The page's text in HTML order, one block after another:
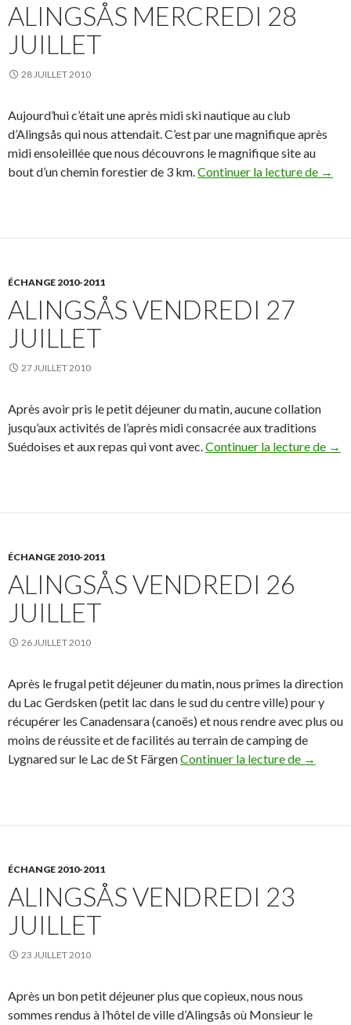
ALINGSÅS MERCREDI 28
JUILLET
28 JUILLET 2010
Aujourd’hui c’était une après midi ski nautique au club
d’Alingsås qui nous attendait. C’est par une magnifique après
midi ensoleillée que nous découvrons le magnifique site au
bout d’un chemin forestier de 3 km.Continuer la lecture de →
ÉCHANGE 2010-2011
ALINGSÅS VENDREDI 27
JUILLET
27 JUILLET 2010
Après avoir pris le petit déjeuner du matin, aucune collation
jusqu’aux activités de l’après midi consacrée aux traditions
Suédoises et aux repas qui vont avec.Continuer la lecture de →
ÉCHANGE 2010-2011
ALINGSÅS VENDREDI 26
JUILLET
26 JUILLET 2010
Après le frugal petit déjeuner du matin, nous prîmes la direction
du Lac Gerdsken (petit lac dans le sud du centre ville) pour y
récupérer les Canadensara (canoës) et nous rendre avec plus ou
moins de réussite et de facilités au terrain de camping de
Lygnared sur le Lac de St FärgenContinuer la lecture de →
ÉCHANGE 2010-2011
ALINGSÅS VENDREDI 23
JUILLET
23 JUILLET 2010
Après un bon petit déjeuner plus que copieux, nous nous
sommes rendus à l’hôtel de ville d’Alingsås où Monsieur le